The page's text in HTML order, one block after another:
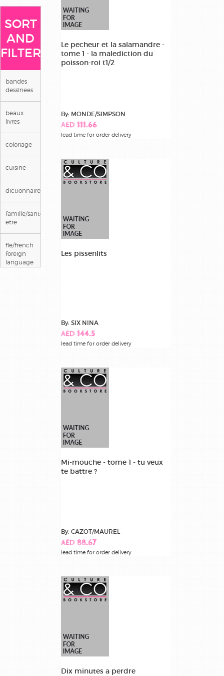
SORT
AND
FILTER
bandes
dessinees
beaux
livres
coloriage
cuisine
dictionnaires/langues
famille/sante/bien
etre
fle/french
foreign
language
Le pecheur et la salamandre -
tome 1 - la malediction du
poisson-roi t1/2
By: MONDE/SIMPSON
AED 111.66
lead time for order delivery
Les pissenlits
By: SIX NINA
AED 144.5
lead time for order delivery
Mi-mouche - tome 1 - tu veux
te battre ?
By: CAZOT/MAUREL
AED 88.67
lead time for order delivery
Dix minutes a perdre